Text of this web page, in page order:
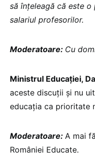
să înțeleagă că este
salariul profesorilor.
Moderatoare: Cu
Ministrul Educației,
aceste discuții și nu
educația ca prioritate
Moderatoare: A mai
României Educate.